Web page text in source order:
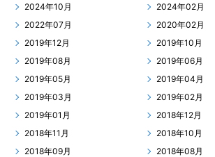
2024年10月
2024年02月
2022年07月
2020年02月
2019年12月
2019年10月
2019年08月
2019年06月
2019年05月
2019年04月
2019年03月
2019年02月
2019年01月
2018年12月
2018年11月
2018年10月
2018年09月
2018年08月